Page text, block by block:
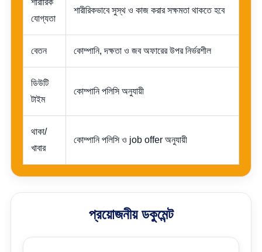
শারীরিক
যোগ্যতা
শারীরিকভাবে সুস্থ ও কাজ করার সক্ষমতা থাকতে হবে
বেতন কোম্পানি, দক্ষতা ও জব অফারের উপর নির্ভরশীল
ডিউটি
টাইম
কোম্পানি পলিসি অনুযায়ী
থাকা/
খাবার
কোম্পানি পলিসি ও job offer অনুযায়ী
প্রয়োজনীয় ডকুমেন্ট